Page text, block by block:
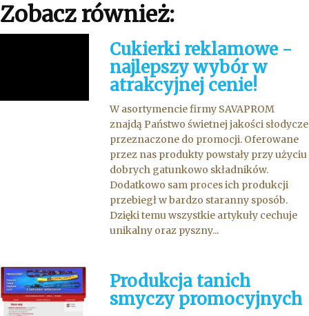
Zobacz również:
Cukierki reklamowe -
najlepszy wybór w
atrakcyjnej cenie!
W asortymencie firmy SAVAPROM
znajdą Państwo świetnej jakości słodycze
przeznaczone do promocji. Oferowane
przez nas produkty powstały przy użyciu
dobrych gatunkowo składników.
Dodatkowo sam proces ich produkcji
przebiegł w bardzo staranny sposób.
Dzięki temu wszystkie artykuły cechuje
unikalny oraz pyszny...
Produkcja tanich
smyczy promocyjnych